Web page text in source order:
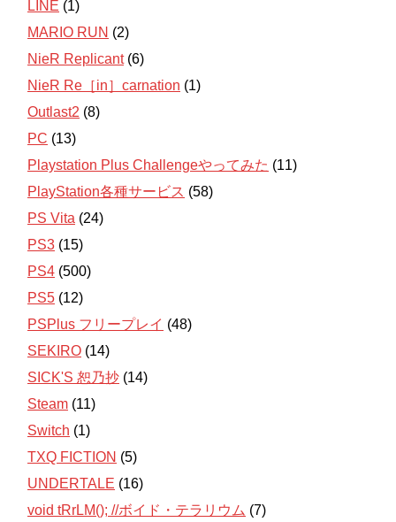
LINE (1)
MARIO RUN (2)
NieR Replicant(6)
NieR Re［in］carnation (1)
Outlast2 (8)
PC (13)
Playstation Plus Challengeやってみた (11)
PlayStation各種サービス (58)
PS Vita (24)
PS3 (15)
PS4 (500)
PS5 (12)
PSPlus フリープレイ (48)
SEKIRO (14)
SICK'S 恕乃抄 (14)
Steam (11)
Switch (1)
TXQ FICTION (5)
UNDERTALE (16)
void tRrLM(); //ボイド・テラリウム (7)